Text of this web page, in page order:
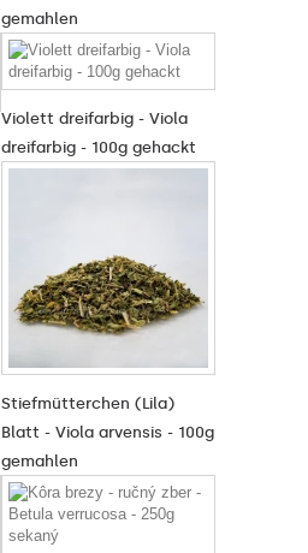
gemahlen
Violett dreifarbig - Viola
dreifarbig - 100g gehackt
Stiefmütterchen (Lila)
Blatt - Viola arvensis - 100g
gemahlen